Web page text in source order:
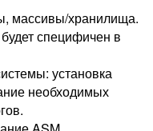
массивы/хранилища.
специфичен в
установка
необходимых